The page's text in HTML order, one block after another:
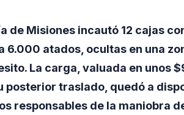
de Misiones incautó 12 cajas
atados, ocultas en una
La carga, valuada en unos
posterior traslado, quedó a
responsables de la maniobra